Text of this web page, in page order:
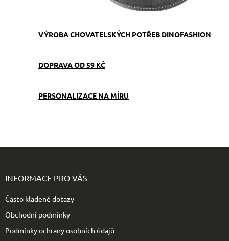
VÝROBA CHOVATELSKÝCH POTŘEB DINOFASHION
DOPRAVA OD 59 KČ
PERSONALIZACE NA MÍRU
INFORMACE PRO VÁS
Často kladené dotazy
Obchodní podmínky
Podmínky ochrany osobních údajů